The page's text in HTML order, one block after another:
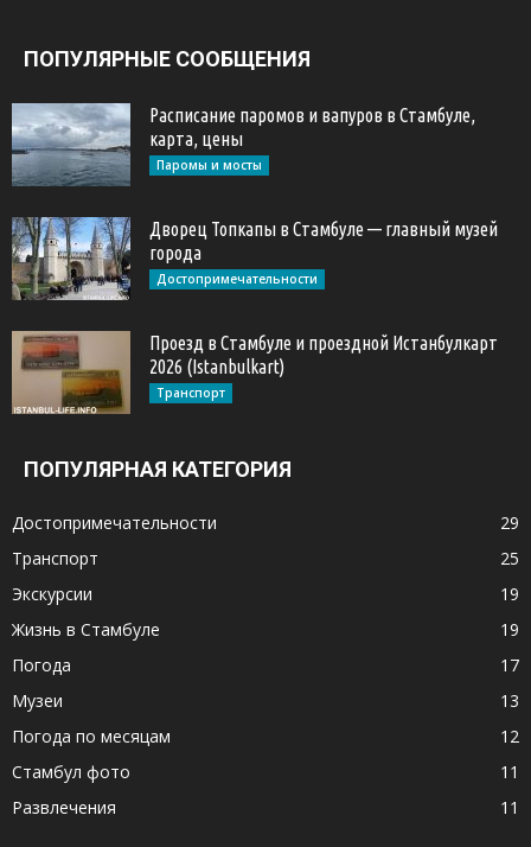
ПОПУЛЯРНЫЕ СООБЩЕНИЯ
Расписание паромов и вапуров в Стамбуле,
карта, цены
Паромы и мосты
Дворец Топкапы в Стамбуле — главный музей
города
Достопримечательности
Проезд в Стамбуле и проездной Истанбулкарт
2026 (Istanbulkart)
Транспорт
ПОПУЛЯРНАЯ КАТЕГОРИЯ
Достопримечательности
29
Транспорт
25
Экскурсии
19
Жизнь в Стамбуле
19
Погода
17
Музеи
13
Погода по месяцам
12
Стамбул фото
11
Развлечения
11